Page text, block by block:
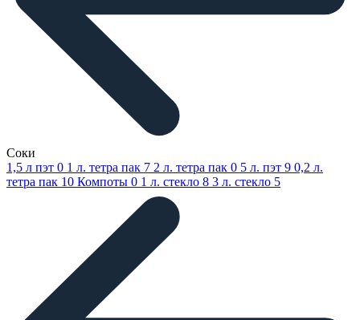
Соки
1,5 л пэт 0 1 л. тетра пак 7 2 л. тетра пак 0 5 л. пэт 9 0,2 л.
тетра пак 10 Компоты 0 1 л. стекло 8 3 л. стекло 5